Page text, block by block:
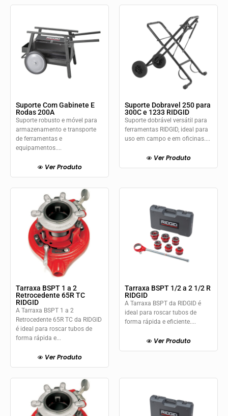
Suporte Com Gabinete E
Rodas 200A
Suporte robusto e móvel para
armazenamento e transporte
de ferramentas e
equipamentos....
Ver Produto
Suporte Dobravel 250 para
300C e 1233 RIDGID
Suporte dobrável versátil para
ferramentas RIDGID, ideal para
uso em campo e em oficinas....
Ver Produto
Tarraxa BSPT 1 a 2
Retrocedente 65R TC
RIDGID
A Tarraxa BSPT 1 a 2
Retrocedente 65R TC da RIDGID
é ideal para roscar tubos de
forma rápida e...
Ver Produto
Tarraxa BSPT 1/2 a 2 1/2 R
RIDGID
A Tarraxa BSPT da RIDGID é
ideal para roscar tubos de
forma rápida e eficiente....
Ver Produto